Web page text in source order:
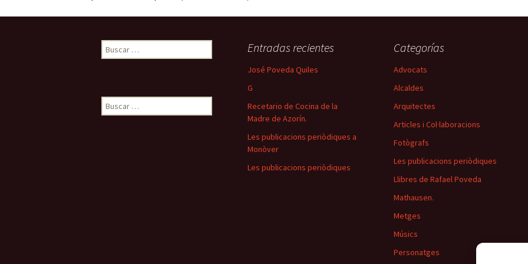
Buscar: Entradas recientes
José Poveda Quiles
G
Recetario de Cocina de la
Madre de Azorín.
Les publicacions periòdiques a
Monòver
Les publicacions periòdiques
Categorías
Advocats
Alcaldes
Arquitectes
Articles i Col·laboracions
Fotògrafs
Les publicacions periòdiques
Llibres de Rafael Poveda
Mathausen.
Metges
Músics
Personatges
Buscar: